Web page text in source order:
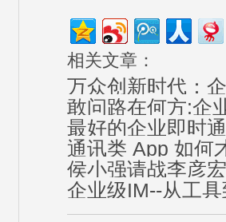
相关文章：
万众创新时代：
敢问路在何方:企
最好的企业即时
通讯类 App 如何
侯小强请战李彦
企业级IM--从工